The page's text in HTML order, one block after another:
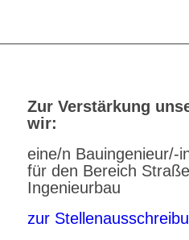
Zur Verstärkung
wir:
eine/n Bauingenieur/-
für den Bereich
Ingenieurbau
zur